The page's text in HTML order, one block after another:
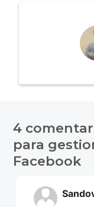
de
4
para
Facebook